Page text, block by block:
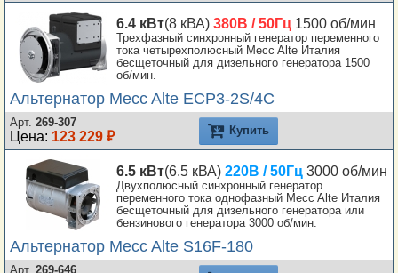
6.4 кВт(8 кВА) 380В / 50Гц 1500 об/мин
Трехфазный синхронный генератор переменного
тока четырехполюсный Mecc Alte Италия
бесщеточный для дизельного генератора 1500
об/мин.
Альтернатор Mecc Alte ECP3-2S/4C
Арт. 269-307
Цена: 123 229 ₽ Купить
6.5 кВт(6.5 кВА) 220В / 50Гц 3000 об/мин
Двухполюсный синхронный генератор
переменного тока однофазный Mecc Alte Италия
бесщеточный для дизельного генератора или
бензинового генератора 3000 об/мин.
Альтернатор Mecc Alte S16F-180
Арт. 269-646